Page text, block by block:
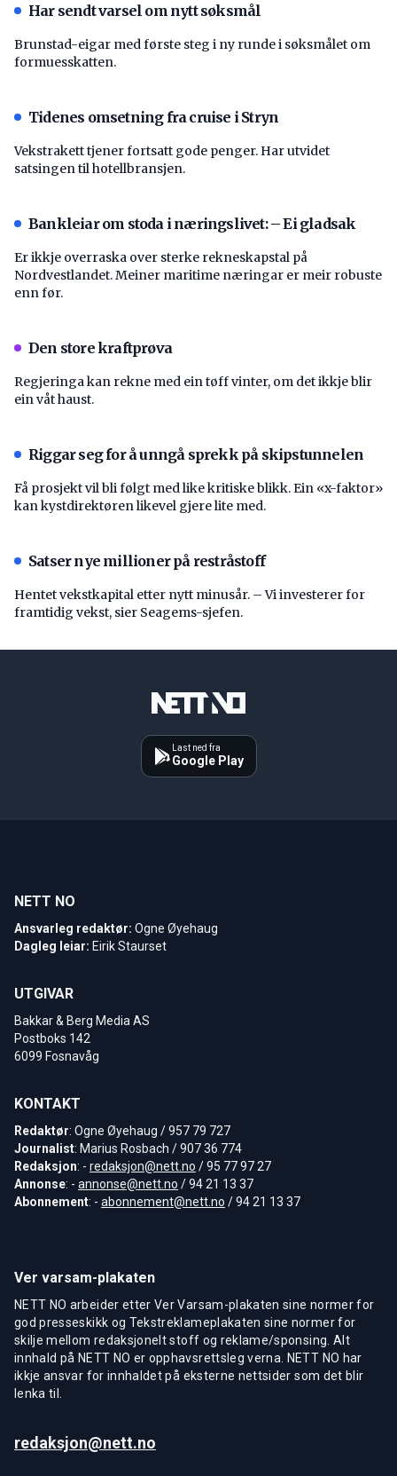
Har sendt varsel om nytt søksmål
Brunstad-eigar med første steg i ny runde i søksmålet om
formuesskatten.
Tidenes omsetning fra cruise i Stryn
Vekstrakett tjener fortsatt gode penger. Har utvidet
satsingen til hotellbransjen.
Bankleiar om stoda i næringslivet: – Ei gladsak
Er ikkje overraska over sterke rekneskapstal på
Nordvestlandet. Meiner maritime næringar er meir robuste
enn før.
Den store kraftprøva
Regjeringa kan rekne med ein tøff vinter, om det ikkje blir
ein våt haust.
Riggar seg for å unngå sprekk på skipstunnelen
Få prosjekt vil bli følgt med like kritiske blikk. Ein «x-faktor»
kan kystdirektøren likevel gjere lite med.
Satser nye millioner på restråstoff
Hentet vekstkapital etter nytt minusår. – Vi investerer for
framtidig vekst, sier Seagems-sjefen.
Last ned fra
Google Play
NETT NO
Ansvarleg redaktør: Ogne Øyehaug
Dagleg leiar: Eirik Staurset
UTGIVAR
Bakkar & Berg Media AS
Postboks 142
6099 Fosnavåg
KONTAKT
Redaktør: Ogne Øyehaug / 957 79 727
Journalist: Marius Rosbach / 907 36 774
Redaksjon: - redaksjon@nett.no / 95 77 97 27
Annonse: - annonse@nett.no / 94 21 13 37
Abonnement: - abonnement@nett.no / 94 21 13 37
Ver varsam-plakaten
NETT NO arbeider etter Ver Varsam-plakaten sine normer for
god presseskikk og Tekstreklameplakaten sine normer for
skilje mellom redaksjonelt stoff og reklame/sponsing. Alt
innhald på NETT NO er opphavsrettsleg verna. NETT NO har
ikkje ansvar for innhaldet på eksterne nettsider som det blir
lenka til.
redaksjon@nett.no